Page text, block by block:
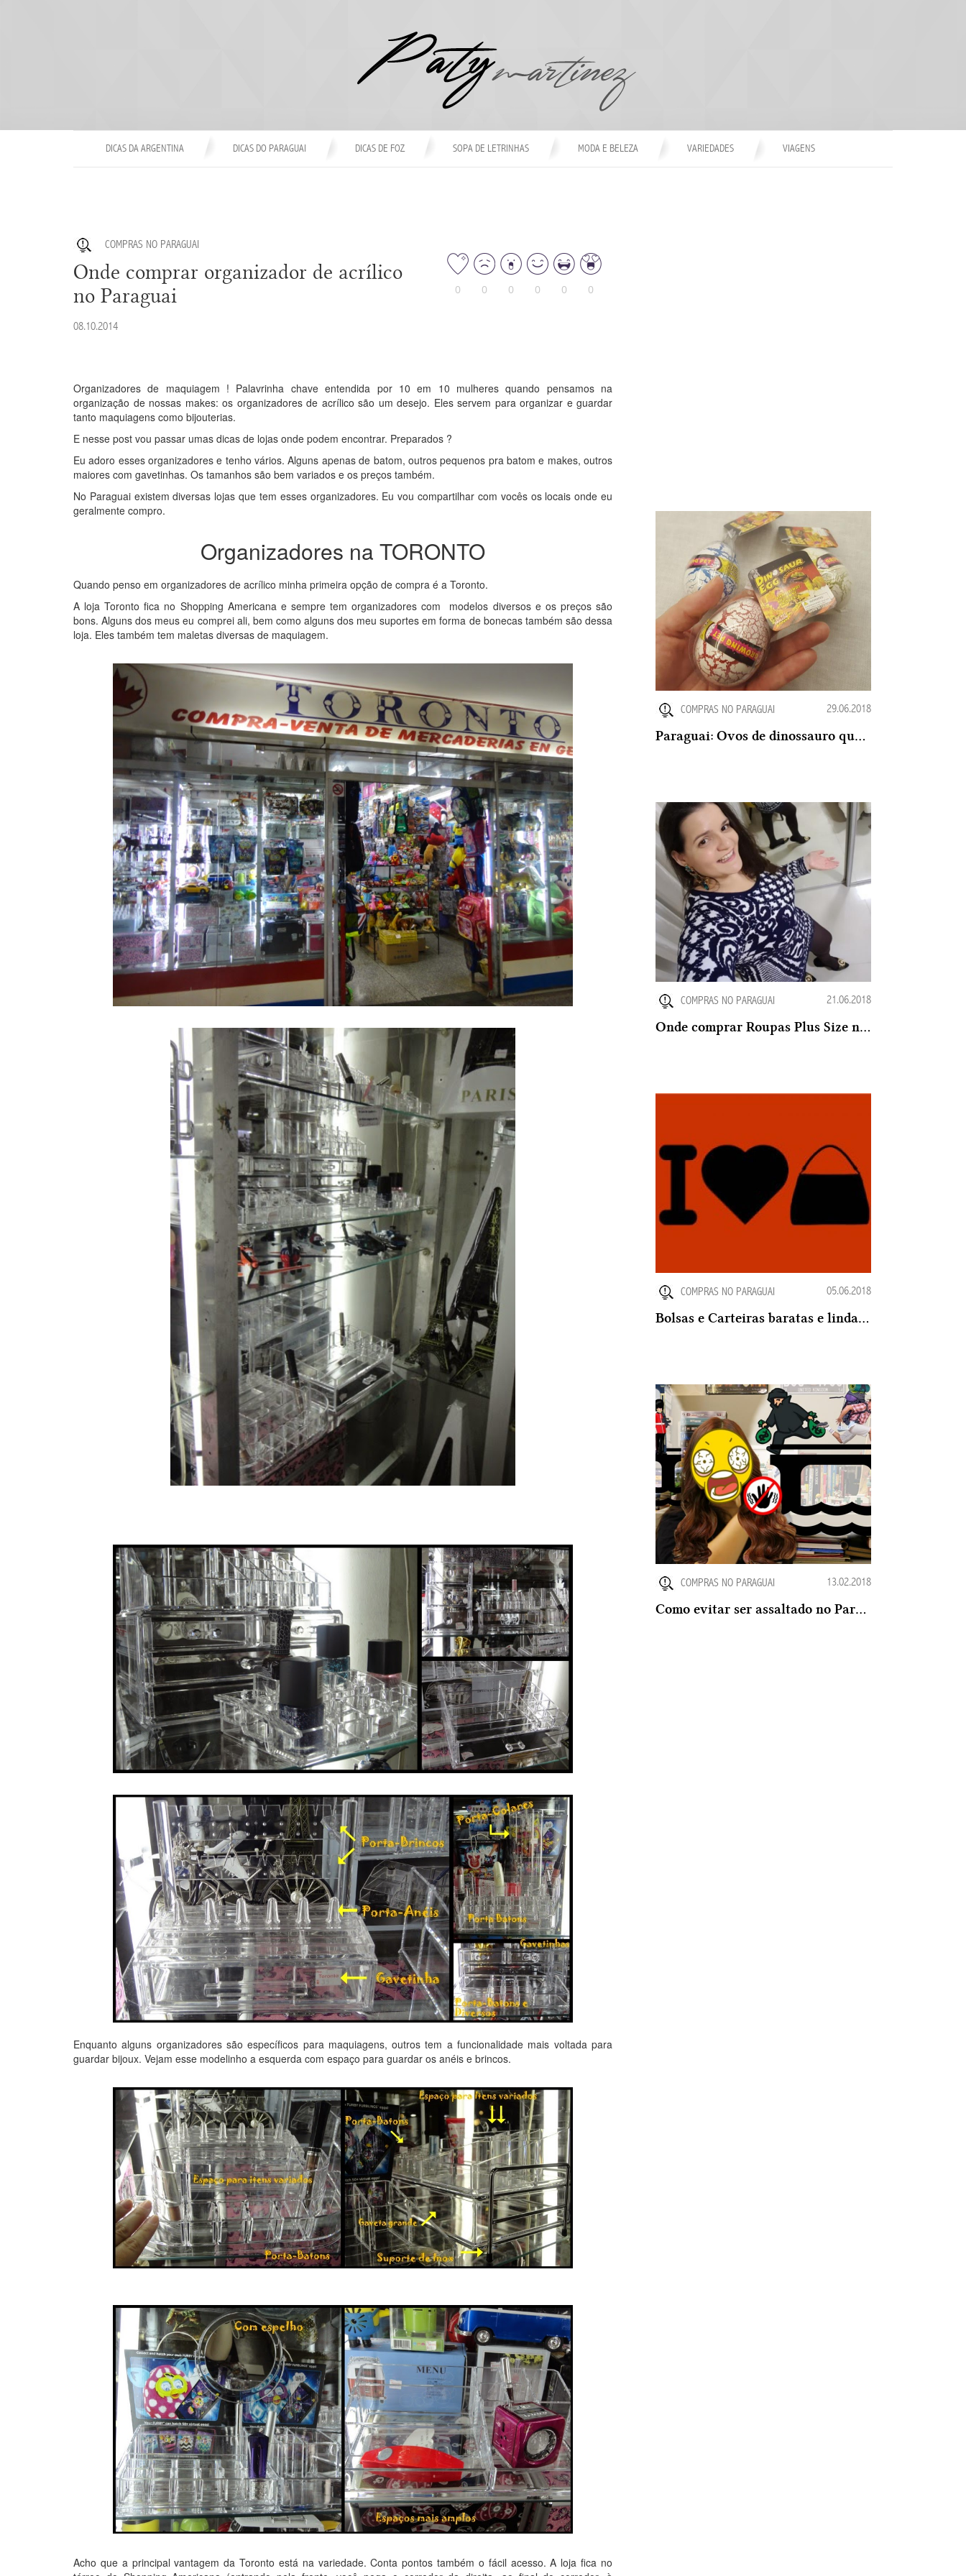
DICAS DA ARGENTINA DICAS DO PARAGUAI DICAS DE FOZ SOPA DE LETRINHAS MODA E BELEZA VARIEDADES VIAGENS
COMPRAS NO PARAGUAI
Onde comprar organizador de acrílico
no Paraguai
08.10.2014
0 0 0 0 0 0
Organizadores de maquiagem ! Palavrinha chave entendida por 10 em 10 mulheres quando pensamos na
organização de nossas makes: os organizadores de acrílico são um desejo. Eles servem para organizar e guardar
tanto maquiagens como bijouterias.
E nesse post vou passar umas dicas de lojas onde podem encontrar. Preparados ?
Eu adoro esses organizadores e tenho vários. Alguns apenas de batom, outros pequenos pra batom e makes, outros
maiores com gavetinhas. Os tamanhos são bem variados e os preços também.
No Paraguai existem diversas lojas que tem esses organizadores. Eu vou compartilhar com vocês os locais onde eu
geralmente compro.
Organizadores na TORONTO
Quando penso em organizadores de acrílico minha primeira opção de compra é a Toronto.
A loja Toronto fica no Shopping Americana e sempre tem organizadores com modelos diversos e os preços são
bons. Alguns dos meus eu comprei ali, bem como alguns dos meu suportes em forma de bonecas também são dessa
loja. Eles também tem maletas diversas de maquiagem.
Enquanto alguns organizadores são específicos para maquiagens, outros tem a funcionalidade mais voltada para
guardar bijoux. Vejam esse modelinho a esquerda com espaço para guardar os anéis e brincos.
Acho que a principal vantagem da Toronto está na variedade. Conta pontos também o fácil acesso. A loja fica no
COMPRAS NO PARAGUAI 29.06.2018
Paraguai: Ovos de dinossauro que chocam bebês dinossauros
COMPRAS NO PARAGUAI 21.06.2018
Onde comprar Roupas Plus Size no Paraguai
COMPRAS NO PARAGUAI 05.06.2018
Bolsas e Carteiras baratas e lindas no Paraguai
COMPRAS NO PARAGUAI 13.02.2018
Como evitar ser assaltado no Paraguai ? Tem como prevenir ?